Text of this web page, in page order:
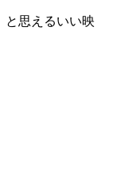
思えるいい映